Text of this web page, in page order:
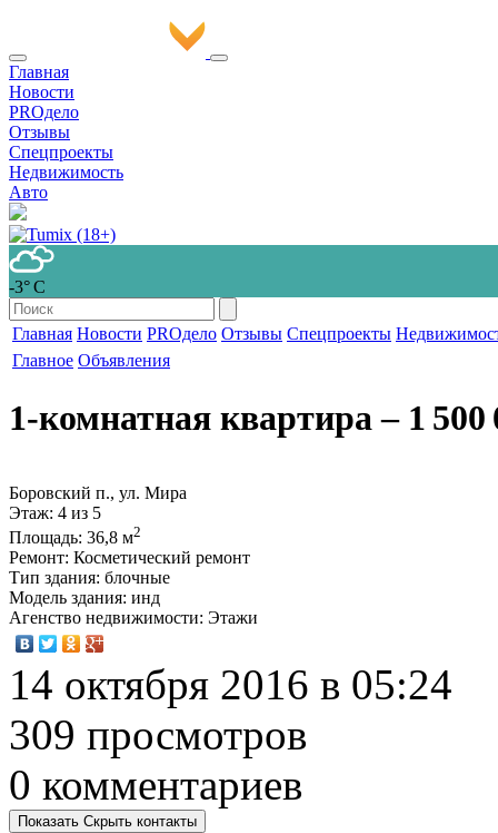
Главная
Новости
PROдело
Отзывы
Спецпроекты
Недвижимость
Авто
-3° С
Главная Новости PROдело Отзывы Спецпроекты
Главное Объявления
1-комнатная квартира‒ 1 500
Боровский п., ул. Мира
Этаж: 4 из 5
Площадь: 36,8 м2
Ремонт: Косметический ремонт
Тип здания: блочные
Модель здания: инд
Агенство недвижимости: Этажи
14 октября 2016 в 05:24
309 просмотров
0 комментариев
Показать Скрыть контакты